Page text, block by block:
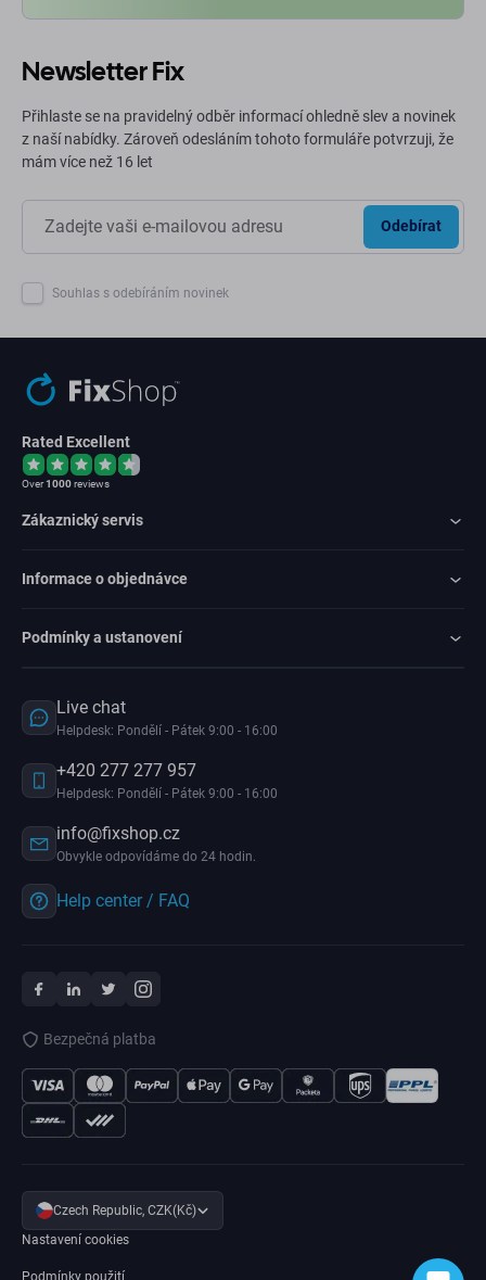
Newsletter Fix
Přihlaste se na pravidelný odběr informací ohledně slev a novinek
z naší nabídky. Zároveň odesláním tohoto formuláře potvrzuji, že
mám více než 16 let
Odebírat
Souhlas s odebíráním novinek
Rated Excellent
Over1000reviews
Zákaznický servis
Informace o objednávce
Podmínky a ustanovení
Live chat
Helpdesk: Pondělí - Pátek 9:00 - 16:00
+420 277 277 957
Helpdesk: Pondělí - Pátek 9:00 - 16:00
info@fixshop.cz
Obvykle odpovídáme do 24 hodin.
Help center / FAQ
Bezpečná platba
Czech Republic, CZK(Kč)
Nastavení cookies
Podmínky použití